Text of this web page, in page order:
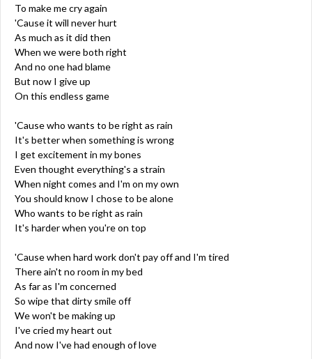
To make me cry again
'Cause it will never hurt
As much as it did then
When we were both right
And no one had blame
But now I give up
On this endless game
'Cause who wants to be right as rain
It's better when something is wrong
I get excitement in my bones
Even thought everything's a strain
When night comes and I'm on my own
You should know I chose to be alone
Who wants to be right as rain
It's harder when you're on top
'Cause when hard work don't pay off and I'm tired
There ain't no room in my bed
As far as I'm concerned
So wipe that dirty smile off
We won't be making up
I've cried my heart out
And now I've had enough of love